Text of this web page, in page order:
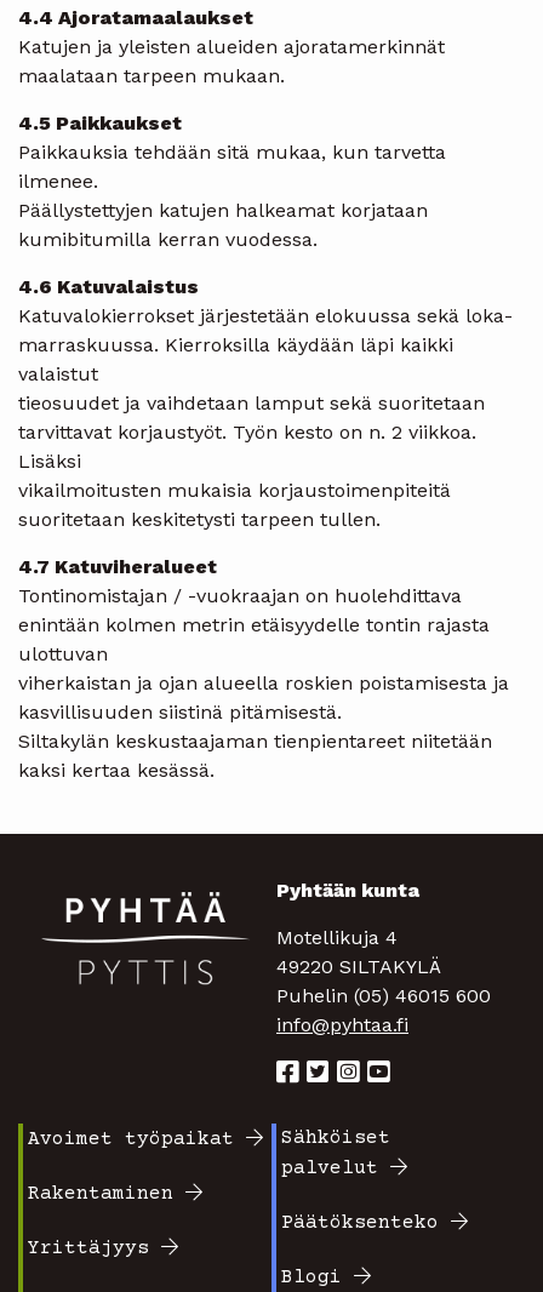
4.4 Ajoratamaalaukset
Katujen ja yleisten alueiden ajoratamerkinnät
maalataan tarpeen mukaan.
4.5 Paikkaukset
Paikkauksia tehdään sitä mukaa, kun tarvetta
ilmenee.
Päällystettyjen katujen halkeamat korjataan
kumibitumilla kerran vuodessa.
4.6 Katuvalaistus
Katuvalokierrokset järjestetään elokuussa sekä loka-
marraskuussa. Kierroksilla käydään läpi kaikki
valaistut
tieosuudet ja vaihdetaan lamput sekä suoritetaan
tarvittavat korjaustyöt. Työn kesto on n. 2 viikkoa.
Lisäksi
vikailmoitusten mukaisia korjaustoimenpiteitä
suoritetaan keskitetysti tarpeen tullen.
4.7 Katuviheralueet
Tontinomistajan / -vuokraajan on huolehdittava
enintään kolmen metrin etäisyydelle tontin rajasta
ulottuvan
viherkaistan ja ojan alueella roskien poistamisesta ja
kasvillisuuden siistinä pitämisestä.
Siltakylän keskustaajaman tienpientareet niitetään
kaksi kertaa kesässä.
Pyhtään kunta
Motellikuja 4
49220 SILTAKYLÄ
Puhelin (05) 46015 600
info@pyhtaa.fi
valikko
1
Avoimet työpaikat
Rakentaminen
Yrittäjyys
Footer
2
Sähköiset
palvelut
Päätöksenteko
Blogi